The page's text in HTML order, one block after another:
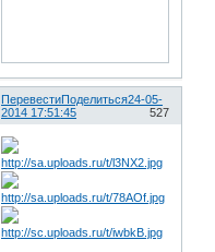
ПеревестиПоделиться
527
24-05-
2014 17:51:45